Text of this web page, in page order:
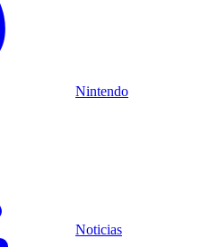
Nintendo
Noticias